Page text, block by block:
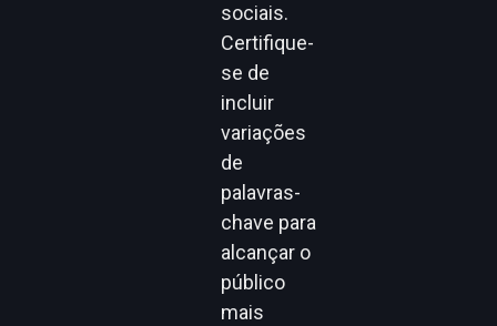
sociais.
Certifique-
se de
incluir
variações
de
palavras-
chave para
alcançar o
público
mais